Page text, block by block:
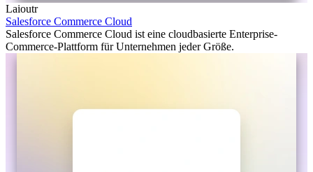
Laioutr
Salesforce Commerce Cloud
Salesforce Commerce Cloud ist eine cloudbasierte Enterprise-
Commerce-Plattform für Unternehmen jeder Größe.